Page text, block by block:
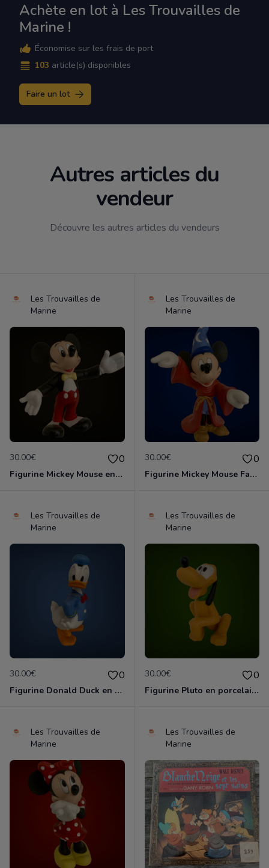
Achète en lot à Les Trouvailles de
Marine !
Économise sur les frais de port
103 article(s) disponibles
Faire un lot
Autres articles du
vendeur
Découvre les autres articles du vendeurs
Les Trouvailles de
Marine
30.00€ 0
Figurine Mickey Mouse en porcelaine de 14 cm de haut marque Disney comme neuve
Les Trouvailles de
Marine
30.00€ 0
Figurine Mickey Mouse Fantasia en porcelaine de 16 cm de haut marque Disney comme neuve
Les Trouvailles de
Marine
30.00€ 0
Figurine Donald Duck en porcelaine de 14 cm de haut marque Disney comme neuve
Les Trouvailles de
Marine
30.00€ 0
Figurine Pluto en porcelaine de 11 cm de haut marque Disney comme neuve
Les Trouvailles de
Marine
Les Trouvailles de
Marine